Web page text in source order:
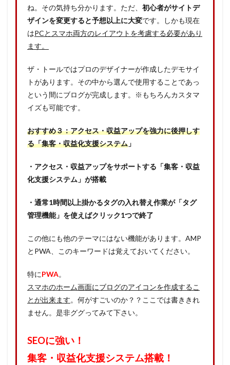
ね。その気持ち分かります。ただ、 初心者がサイトデ
ザインを変更すると予想以上に大変です。しかも現在
はPCとスマホ両方のレイアウトを考慮する必要があり
ます。
ザ・トールではプロのデザイナーが作成したデモサイ
トがあります。その中から選んで使用することであっ
という間にブログが完成します。※もちろんカスタマ
イズも可能です。
おすすめ３：アクセス・収益アップを強力に後押しす
る「集客・収益化支援システム 」
・アクセス・収益アップをサポートする「集客・収益
化支援システム」が搭載
・通常1時間以上掛かるタグの入れ替え作業が「タグ
管理機能」を使えばクリック1つで終了
この他にも他のテーマにはない機能があります。AMP
とPWA、このキーワードは覚えておいてください。
特にPWA。
スマホのホーム画面にブログのアイコンを作成するこ
とが出来ます。何がすごいのか？？ここでは書ききれ
ません。是非ググってみて下さい。
SEOに強い！
集客・収益化支援システム搭載！